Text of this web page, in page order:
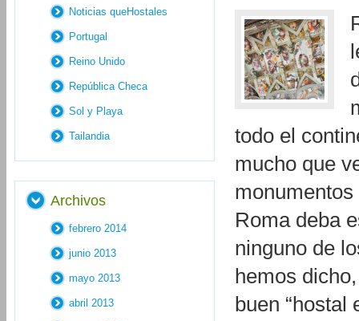
todo el
mucho que
Roma deba
ninguno de
hemos
buen
Noticias queHostales
Portugal
Reino Unido
República Checa
Sol y Playa
Tailandia
Archivos
febrero 2014
junio 2013
mayo 2013
abril 2013